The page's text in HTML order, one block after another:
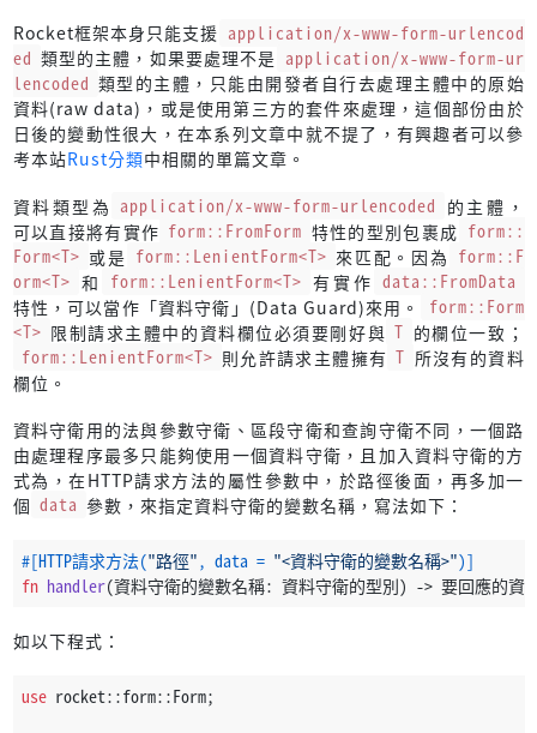
Rocket框架本身只能支援 application/x-www-form-urlencod
ed 類型的主體，如果要處理不是 application/x-www-form-ur
lencoded 類型的主體，只能由開發者自行去處理主體中的原始
資料(raw data)，或是使用第三方的套件來處理，這個部份由於
日後的變動性很大，在本系列文章中就不提了，有興趣者可以參
考本站Rust分類中相關的單篇文章。
資料類型為 application/x-www-form-urlencoded 的主體，
可以直接將有實作 form::FromForm 特性的型別包裹成 form::
Form<T> 或是 form::LenientForm<T> 來匹配。因為 form::F
orm<T> 和 form::LenientForm<T> 有實作 data::FromData
特性，可以當作「資料守衛」(Data Guard)來用。
form::Form
<T> 限制請求主體中的資料欄位必須要剛好與 T 的欄位一致；
form::LenientForm<T> 則允許請求主體擁有 T 所沒有的資料
欄位。
資料守衛用的法與參數守衛、區段守衛和查詢守衛不同，一個路
由處理程序最多只能夠使用一個資料守衛，且加入資料守衛的方
式為，在HTTP請求方法的屬性參數中，於路徑後面，再多加一
個 data 參數，來指定資料守衛的變數名稱，寫法如下：
#[HTTP請求方法("路徑", data = "<資料守衛的變數名稱>")]
fn handler(資料守衛的變數名稱: 資料守衛的型別) -> 要回應的資
如以下程式：
use rocket::form::Form;